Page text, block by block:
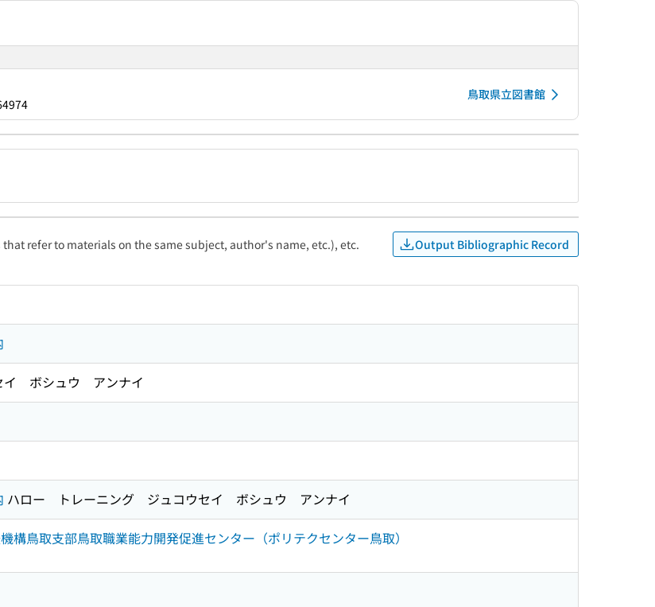
鳥取県立図書館
refer to materials on the same subject, author's name, etc.), etc. Output Bibliographic Record
イ ボシュウ アンナイ
ハロー トレーニング ジュコウセイ ボシュウ アンナイ
構鳥取支部鳥取職業能力開発促進センター（ポリテクセンター鳥取）